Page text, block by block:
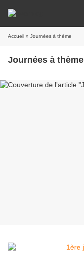
Accueil » Journées à thème
Journées à thème